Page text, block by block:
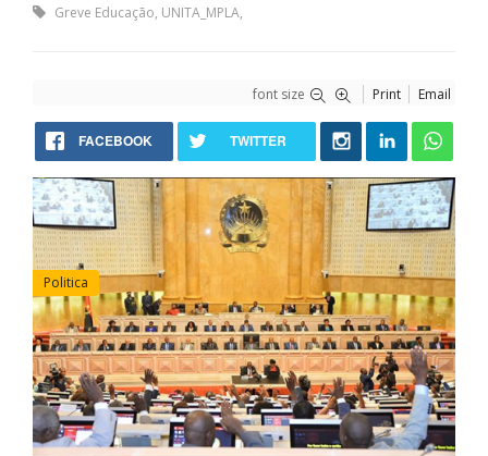
Greve Educação, UNITA_MPLA,
font size Print Email
FACEBOOK TWITTER
Politica